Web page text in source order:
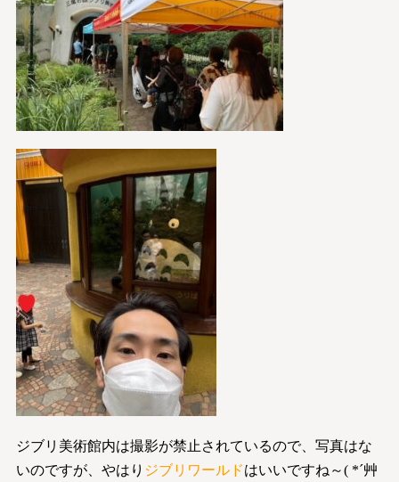
ジブリ美術館内は撮影が禁止されているので、写真はな
いのですが、やはり ジブリワールドはいいですね～( *´艸